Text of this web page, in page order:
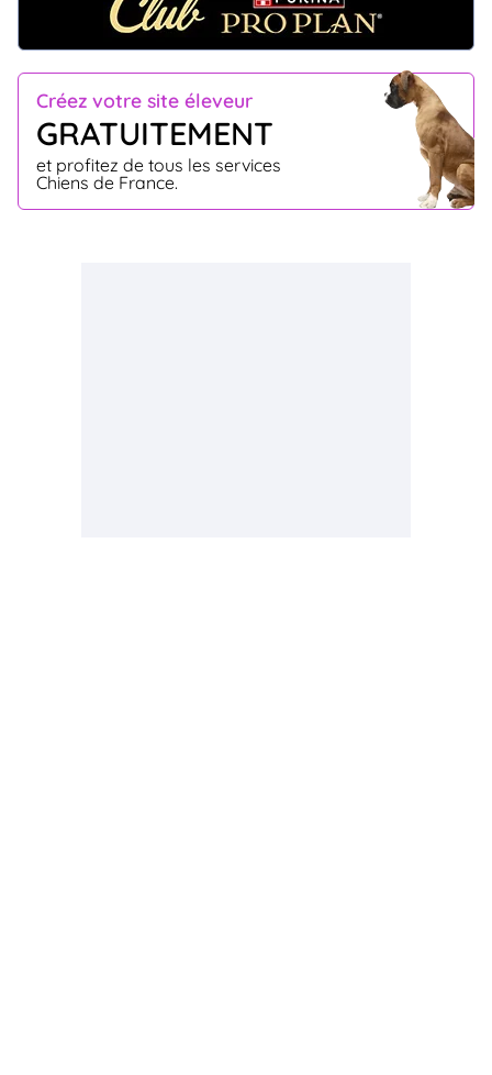
Créez votre site éleveur
GRATUITEMENT
et profitez de tous les services
Chiens de France.